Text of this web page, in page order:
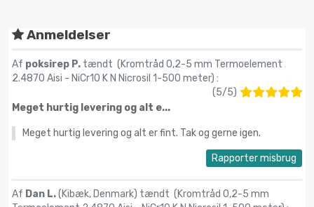
Anmeldelser
Af poksirep P. tændt (Kromtråd 0,2-5 mm Termoelement
2.4870 Aisi - NiCr10 K N Nicrosil 1-500 meter) :
(5/5)
Meget hurtig levering og alt e...
Meget hurtig levering og alt er fint. Tak og gerne igen.
Rapporter misbrug
Af Dan L.(Kibæk, Denmark) tændt (Kromtråd 0,2-5 mm